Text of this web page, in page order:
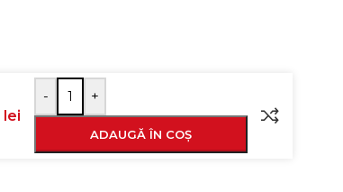
lei
- +
ADAUGĂ ÎN COȘ